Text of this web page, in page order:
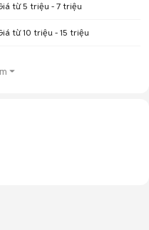
từ 5 triệu - 7 triệu
từ 10 triệu - 15 triệu